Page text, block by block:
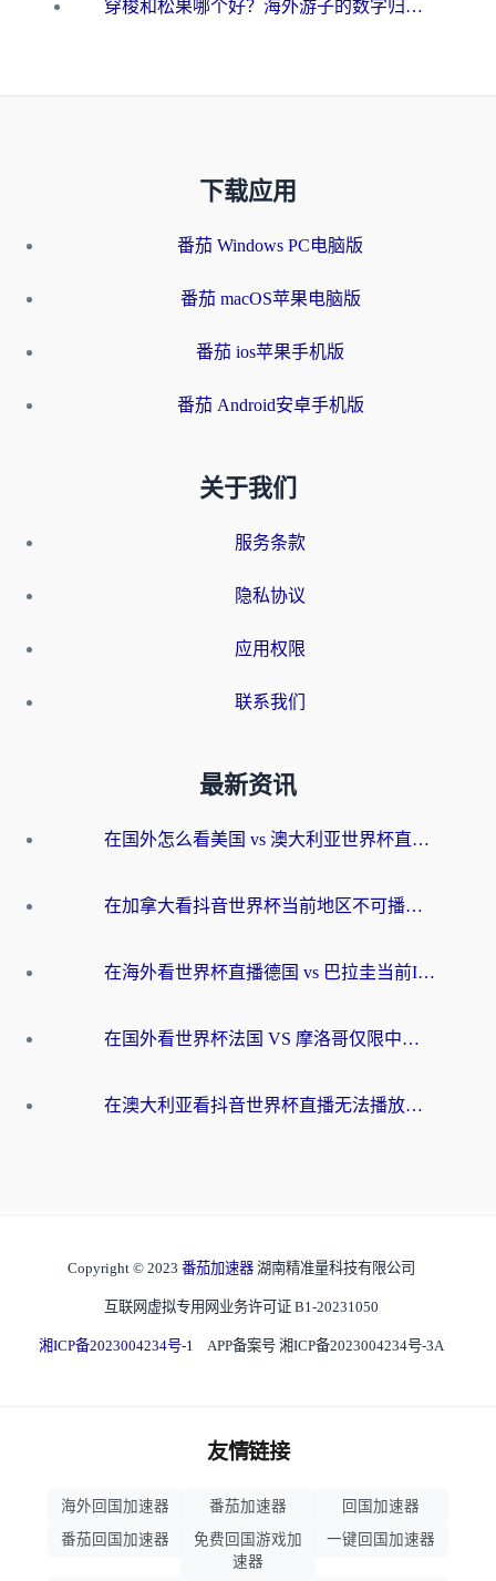
穿梭和松果哪个好？海外游子的数字归乡路，到底该怎么选
下载应用
番茄 Windows PC电脑版
番茄 macOS苹果电脑版
番茄 ios苹果手机版
番茄 Android安卓手机版
关于我们
服务条款
隐私协议
应用权限
联系我们
最新资讯
在国外怎么看美国 vs 澳大利亚世界杯直播？海外党必藏的中文解说观赛指南
在加拿大看抖音世界杯当前地区不可播放？海外党体育观赛终极指南
在海外看世界杯直播德国 vs 巴拉圭当前IP受限制？这篇指南帮你轻松解决地区限制
在国外看世界杯法国 VS 摩洛哥仅限中国大陆？别让地域限制拦下你的欢呼
在澳大利亚看抖音世界杯直播无法播放？海外党体育观赛终极指南来了！
Copyright © 2023 番茄加速器 湖南精准量科技有限公司
互联网虚拟专用网业务许可证 B1-20231050
湘ICP备2023004234号-1 APP备案号 湘ICP备2023004234号-3A
友情链接
海外回国加速器 番茄加速器
回国加速器
番茄回国加速器
免费回国游戏加
速器
一键回国加速器